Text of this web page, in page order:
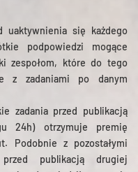
się każdego
podpowiedzi mogące
zespołom, które do tego
z zadaniami po danym
zadania przed publikacją
24h) otrzymuje premię
Podobnie z pozostałymi
przed publikacją drugiej